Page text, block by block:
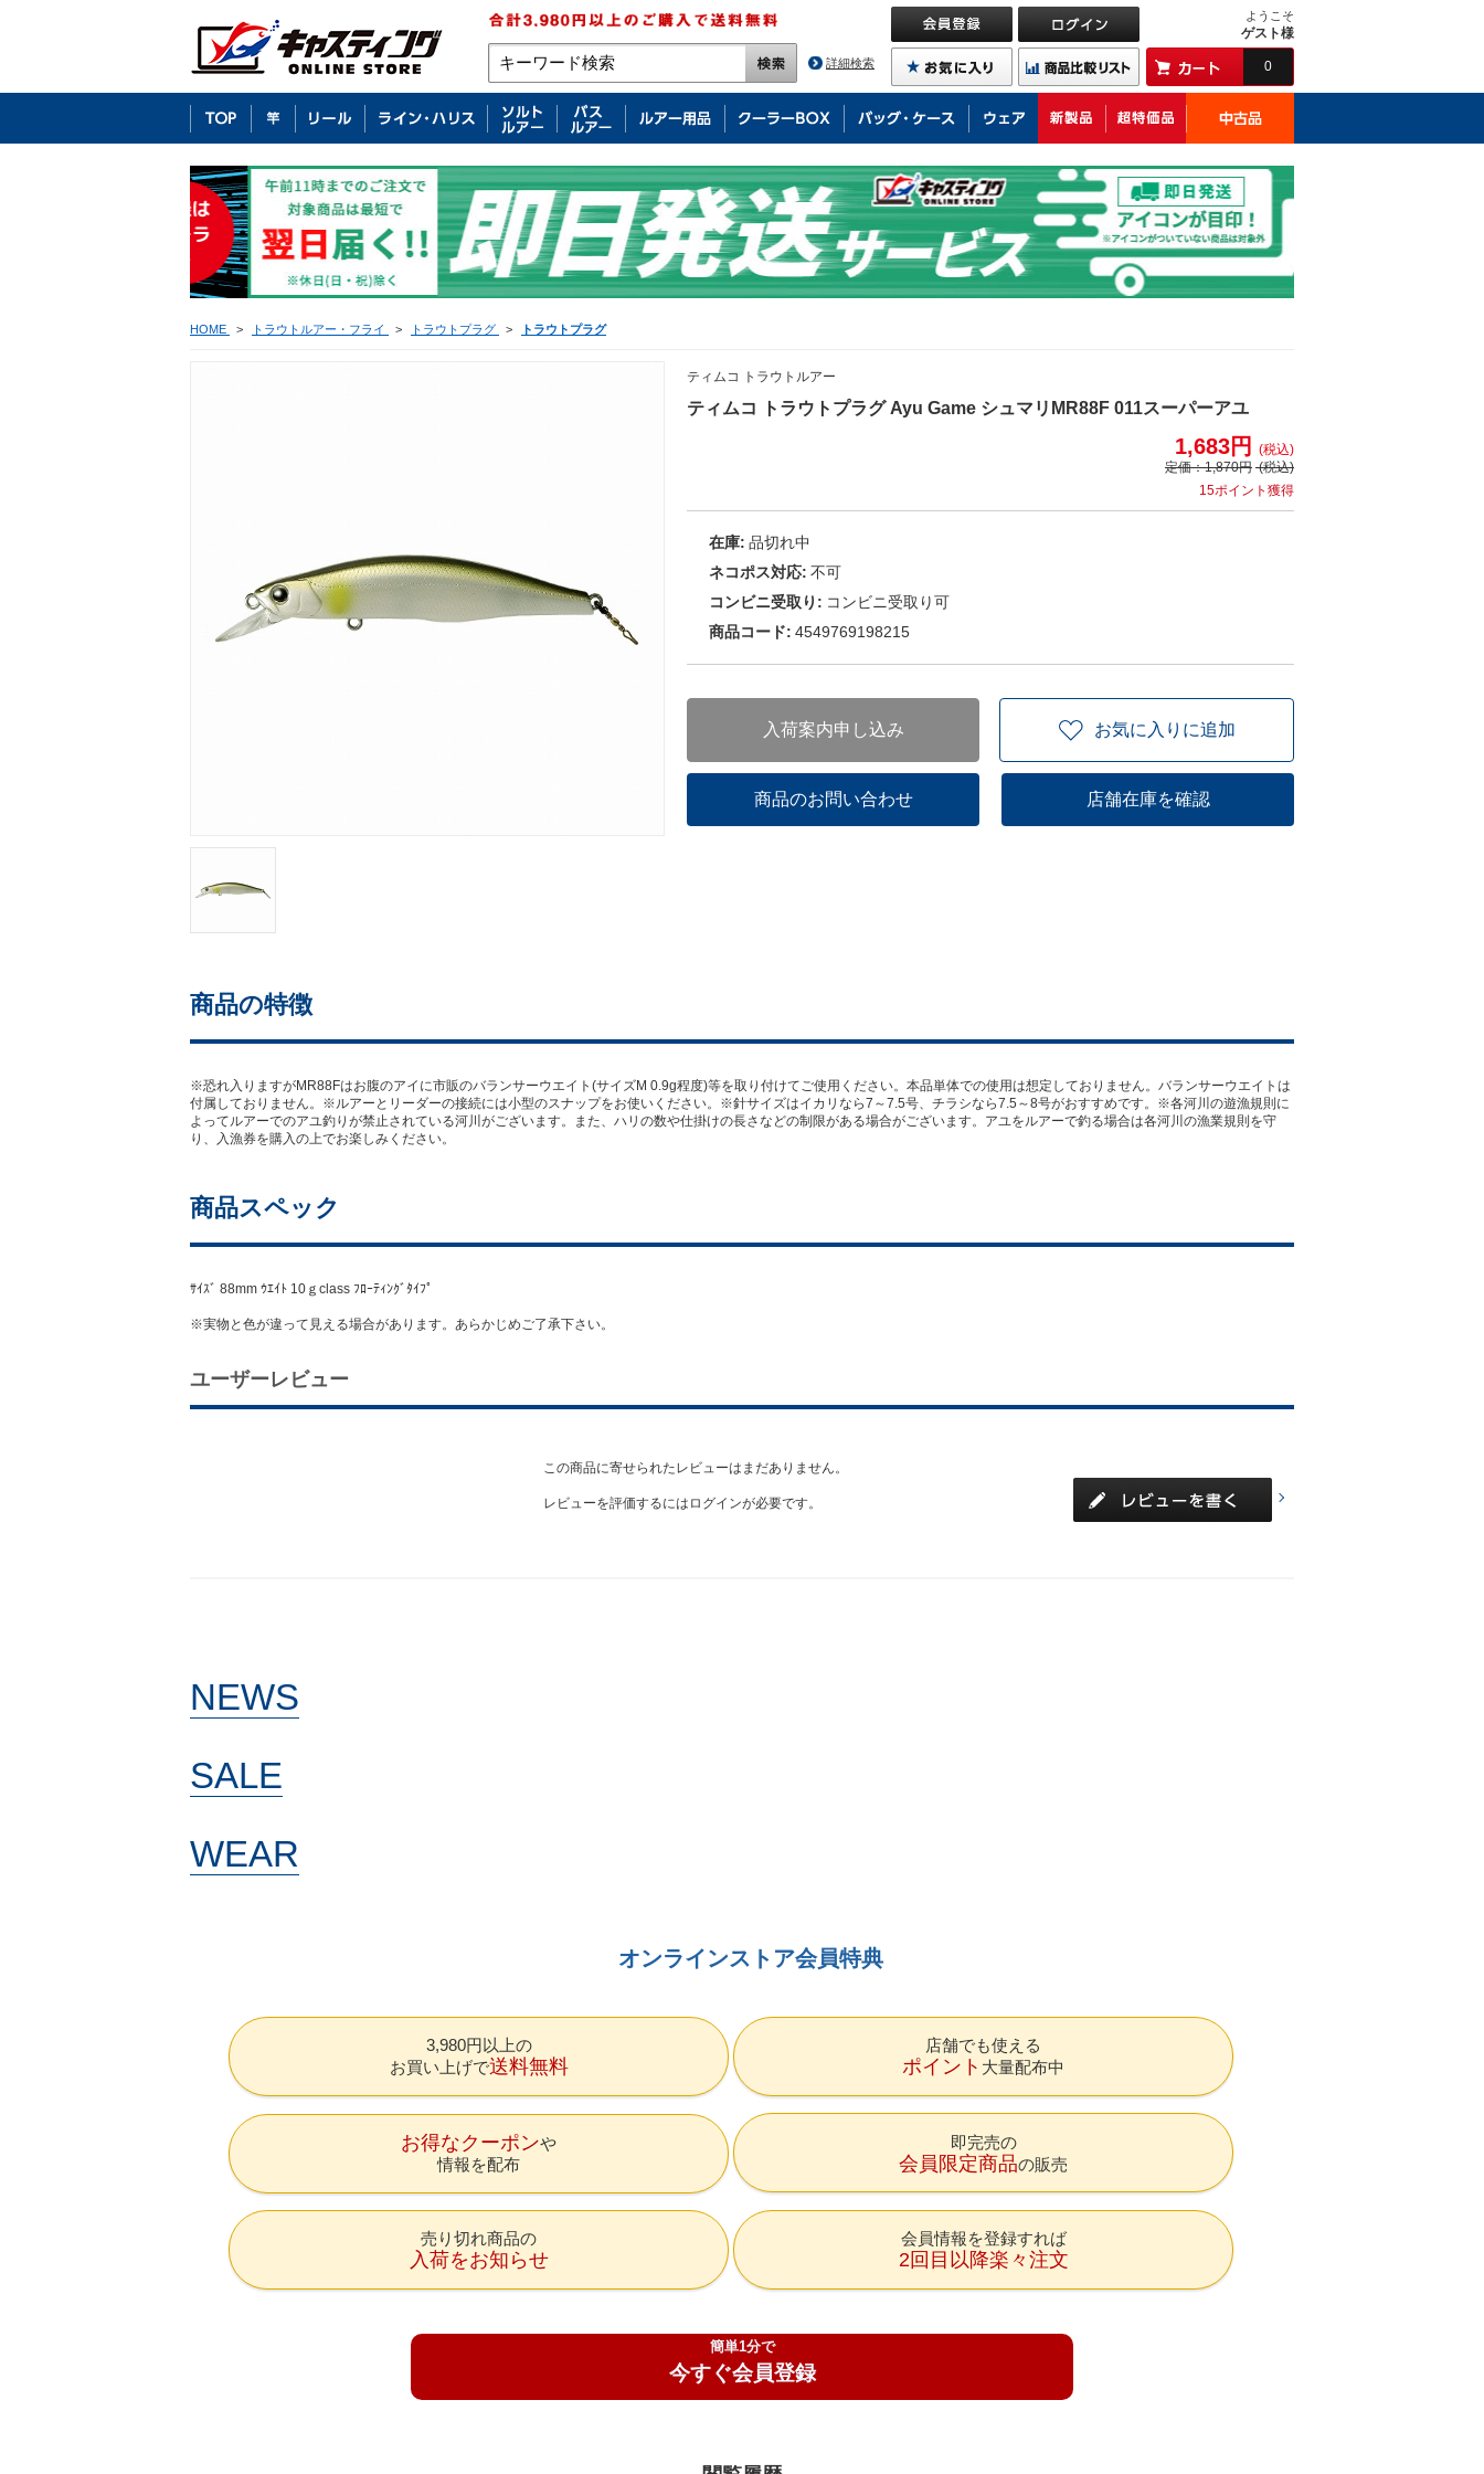
詳細検索
ようこそ
ゲスト様
0
HOME > トラウトルアー・フライ > トラウトプラグ > トラウトプラグ
ティムコ トラウトルアー
ティムコ トラウトプラグ Ayu Game シュマリMR88F 011スーパーアユ
1,683円
(税込)
定価：1,870円 (税込)
15ポイント獲得
在庫: 品切れ中
ネコポス対応: 不可
コンビニ受取り: コンビニ受取り可
商品コード: 4549769198215
入荷案内申し込み お気に入りに追加
商品のお問い合わせ 店舗在庫を確認
商品の特徴
※恐れ入りますがMR88Fはお腹のアイに市販のバランサーウエイト(サイズM 0.9g程度)等を取り付けてご使用ください。本品単体での使用は想定しておりません。バランサーウエイトは
付属しておりません。※ルアーとリーダーの接続には小型のスナップをお使いください。※針サイズはイカリなら7～7.5号、チラシなら7.5～8号がおすすめです。※各河川の遊漁規則に
よってルアーでのアユ釣りが禁止されている河川がございます。また、ハリの数や仕掛けの長さなどの制限がある場合がございます。アユをルアーで釣る場合は各河川の漁業規則を守
り、入漁券を購入の上でお楽しみください。
商品スペック
ｻｲｽﾞ 88mm ｳｴｲﾄ 10ｇclass ﾌﾛｰﾃｨﾝｸﾞﾀｲﾌﾟ
※実物と色が違って見える場合があります。あらかじめご了承下さい。
ユーザーレビュー
この商品に寄せられたレビューはまだありません。
レビューを評価するには ログインが必要です。
NEWS
SALE
WEAR
オンラインストア会員特典
3,980円以上の
お買い上げで送料無料
店舗でも使える
ポイント 大量配布中
お得なクーポン
情報を配布
即完売の
会員限定商品の販売
売り切れ商品の
入荷をお知らせ
会員情報を登録すれば
2回目以降楽々注文
簡単1分で
今すぐ会員登録